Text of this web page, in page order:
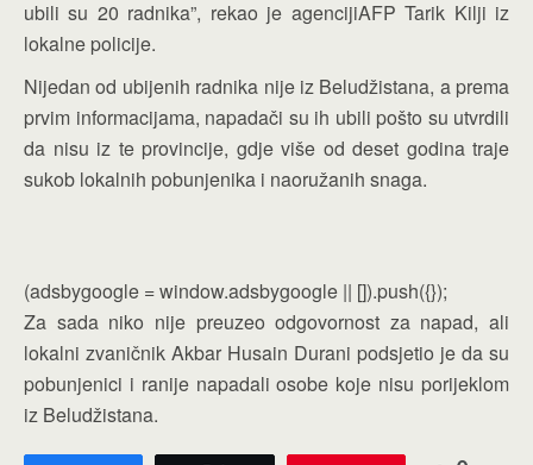
ubili su 20 radnika”, rekao je agencijiAFP Tarik Kilji iz
lokalne policije.
Nijedan od ubijenih radnika nije iz Beludžistana, a prema
prvim informacijama, napadači su ih ubili pošto su utvrdili
da nisu iz te provincije, gdje više od deset godina traje
sukob lokalnih pobunjenika i naoružanih snaga.
(adsbygoogle = window.adsbygoogle || []).push({});
Za sada niko nije preuzeo odgovornost za napad, ali
lokalni zvaničnik Akbar Husain Durani podsjetio je da su
pobunjenici i ranije napadali osobe koje nisu porijeklom
iz Beludžistana.